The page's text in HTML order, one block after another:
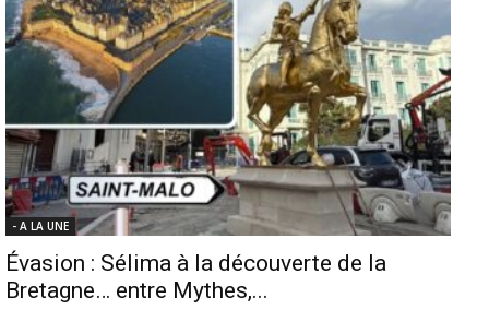
- A LA UNE
Évasion : Sélima à la découverte de la
Bretagne… entre Mythes,...